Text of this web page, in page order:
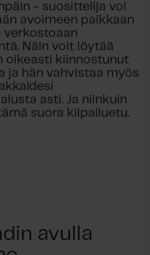
- suosittelija voi
avoimeen paikkaan
verkostoaan
Näin voit löytää
oikeasti kiinnostunut
ja hän vahvistaa myös
asti. Ja niinkuin
suora kilpailuetu.
avulla